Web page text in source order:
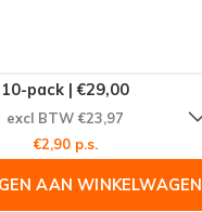
wereldwijde
ervaar de verfrissende
10-pack | €29,00
excl BTW €23,97
€2,90 p.s.
AAN WINKELWAGEN